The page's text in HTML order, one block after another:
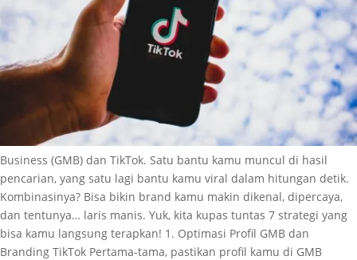
Business (GMB) dan TikTok. Satu bantu kamu muncul di hasil
pencarian, yang satu lagi bantu kamu viral dalam hitungan detik.
Kombinasinya? Bisa bikin brand kamu makin dikenal, dipercaya,
dan tentunya… laris manis. Yuk, kita kupas tuntas 7 strategi yang
bisa kamu langsung terapkan! 1. Optimasi Profil GMB dan
Branding TikTok Pertama-tama, pastikan profil kamu di GMB